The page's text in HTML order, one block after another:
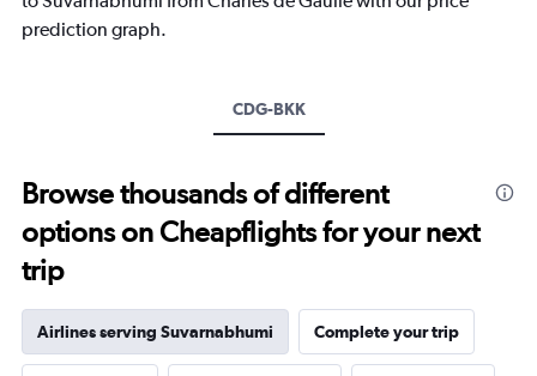
axis
prediction graph.
CDG-BKK
Browse thousands of different
options on Cheapflights for your next
trip
Airlines serving Suvarnabhumi Complete your trip